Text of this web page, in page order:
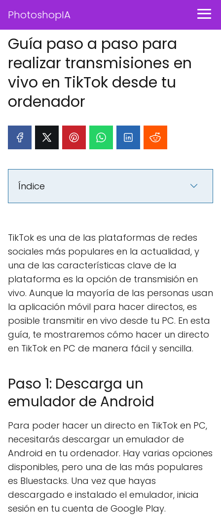
PhotoshopIA
Guía paso a paso para
realizar transmisiones en
vivo en TikTok desde tu
ordenador
Índice
TikTok es una de las plataformas de redes
sociales más populares en la actualidad, y
una de las características clave de la
plataforma es la opción de transmisión en
vivo. Aunque la mayoría de las personas usan
la aplicación móvil para hacer directos, es
posible transmitir en vivo desde tu PC. En esta
guía, te mostraremos cómo hacer un directo
en TikTok en PC de manera fácil y sencilla.
Paso 1: Descarga un
emulador de Android
Para poder hacer un directo en TikTok en PC,
necesitarás descargar un emulador de
Android en tu ordenador. Hay varias opciones
disponibles, pero una de las más populares
es Bluestacks. Una vez que hayas
descargado e instalado el emulador, inicia
sesión en tu cuenta de Google Play.